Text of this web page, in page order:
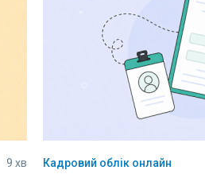
9 хв Кадровий облік онлайн